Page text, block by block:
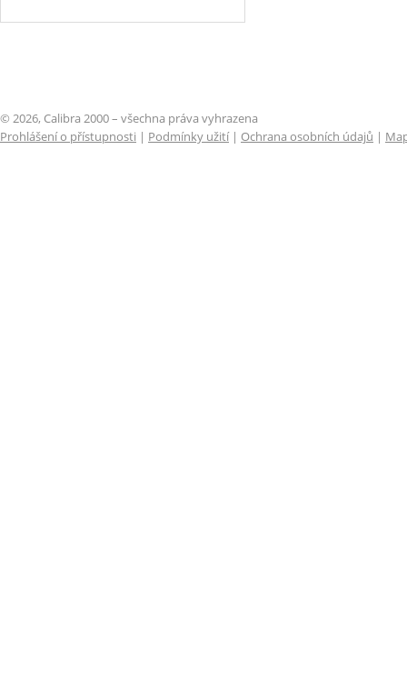
© 2026, Calibra 2000 – všechna práva vyhrazena
Prohlášení o přístupnosti | Podmínky užití| Ochrana osobních údajů |